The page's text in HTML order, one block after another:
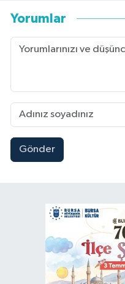
Yorumlar
Gönder